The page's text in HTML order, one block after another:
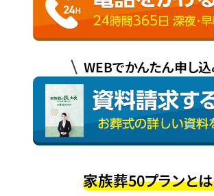
WEBでかんたん申し
家族葬50プランと